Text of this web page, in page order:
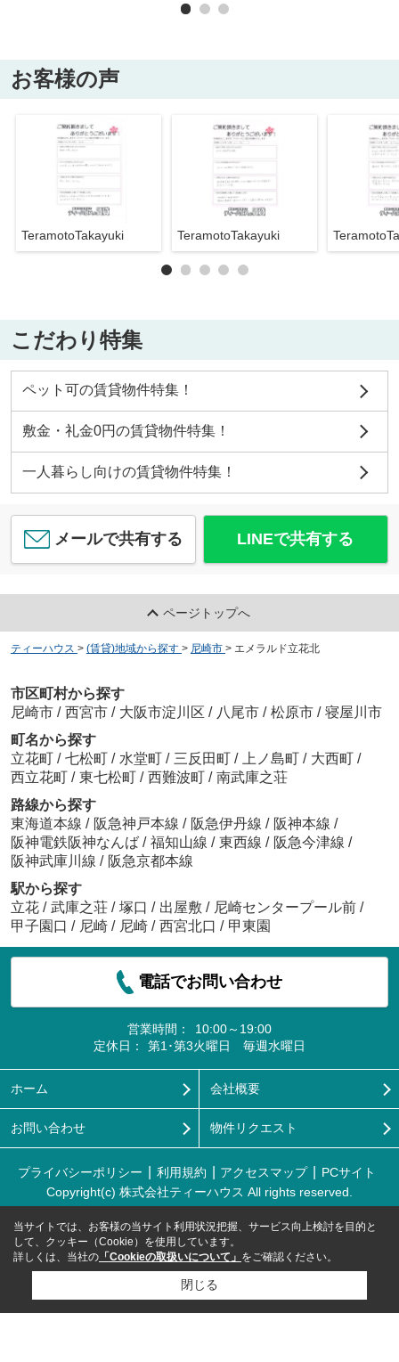
お客様の声
TeramotoTakayuki TeramotoTakayuki
こだわり特集
ペット可の賃貸物件特集！
敷金・礼金0円の賃貸物件特集！
一人暮らし向けの賃貸物件特集！
メールで共有する LINEで共有する
ページトップへ
ティーハウス > (賃貸)地域から探す > 尼崎市 > エメラルド立花北
市区町村から探す
尼崎市 / 西宮市 / 大阪市淀川区 / 八尾市 / 松原市 / 寝屋川市
町名から探す
立花町 / 七松町 / 水堂町 / 三反田町 / 上ノ島町 / 大西町 /
西立花町 / 東七松町 / 西難波町 / 南武庫之荘
路線から探す
東海道本線 / 阪急神戸本線 / 阪急伊丹線 / 阪神本線 /
阪神電鉄阪神なんば / 福知山線 / 東西線 / 阪急今津線 /
阪神武庫川線 / 阪急京都本線
駅から探す
立花 / 武庫之荘 / 塚口 / 出屋敷 / 尼崎センタープール前 /
甲子園口 / 尼崎 / 尼崎 / 西宮北口 / 甲東園
電話でお問い合わせ
営業時間：
10:00～19:00
定休日：
第1･第3火曜日 毎週水曜日
ホーム 会社概要
お問い合わせ 物件リクエスト
プライバシーポリシー 利用規約 アクセスマップ
PCサイト
Copyright(c) 株式会社ティーハウス All rights reserved.
当サイトでは、お客様の当サイト利用状況把握、サービス向上検討を目的と
して、クッキー（Cookie）を使用しています。
詳しくは、当社の 「Cookieの取扱いについて」 をご確認ください。
閉じる